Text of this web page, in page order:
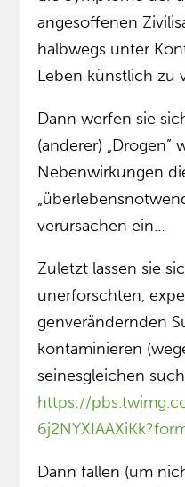
angesoffenen
halbwegs unter
Leben künstlich zu
Dann werfen sie
(anderer) „Drogen”
Nebenwirkungen
verursachen ein…
Zuletzt lassen sie
unerforschten,
genverändernden
kontaminieren
seinesgleichen
https://
Dann fallen (um